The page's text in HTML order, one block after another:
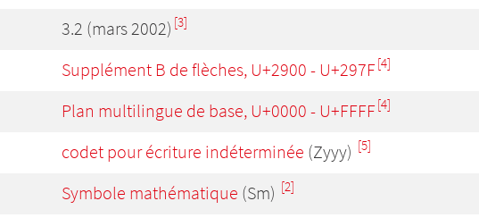
3.2 (mars 2002) [3]
Supplément B de flèches, U+2900 - U+297F[4]
Plan multilingue de base, U+0000 - U+FFFF[4]
codet pour écriture indéterminée (Zyyy) [5]
Symbole mathématique (Sm) [2]